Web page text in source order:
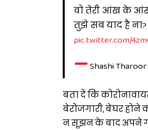
वो तेरी आंख के
तुझे सब याद है
pic.twitter.com/
—Shashi
बता दें कि
बेरोजगारी, बेघर
न सूझन के बाद अपने